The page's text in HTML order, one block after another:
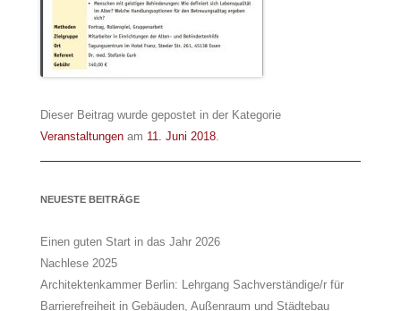
Dieser Beitrag wurde gepostet in der Kategorie
Veranstaltungenam 11. Juni 2018.
NEUESTE BEITRÄGE
Einen guten Start in das Jahr 2026
Nachlese 2025
Architektenkammer Berlin: Lehrgang Sachverständige/r für
Barrierefreiheit in Gebäuden, Außenraum und Städtebau